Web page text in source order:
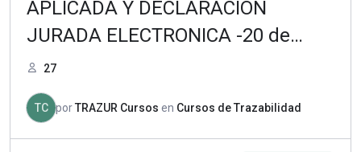
APLICADA Y DECLARACIÓN
JURADA ELECTRONICA -20 de
junio de 2022
27
TC porTRAZUR Cursos en Cursos de Trazabilidad